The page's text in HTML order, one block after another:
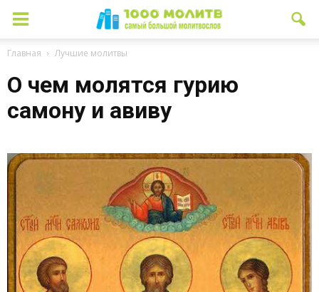
Главная Лучшие молитвы
О чем молятся гурию
самону и авиву